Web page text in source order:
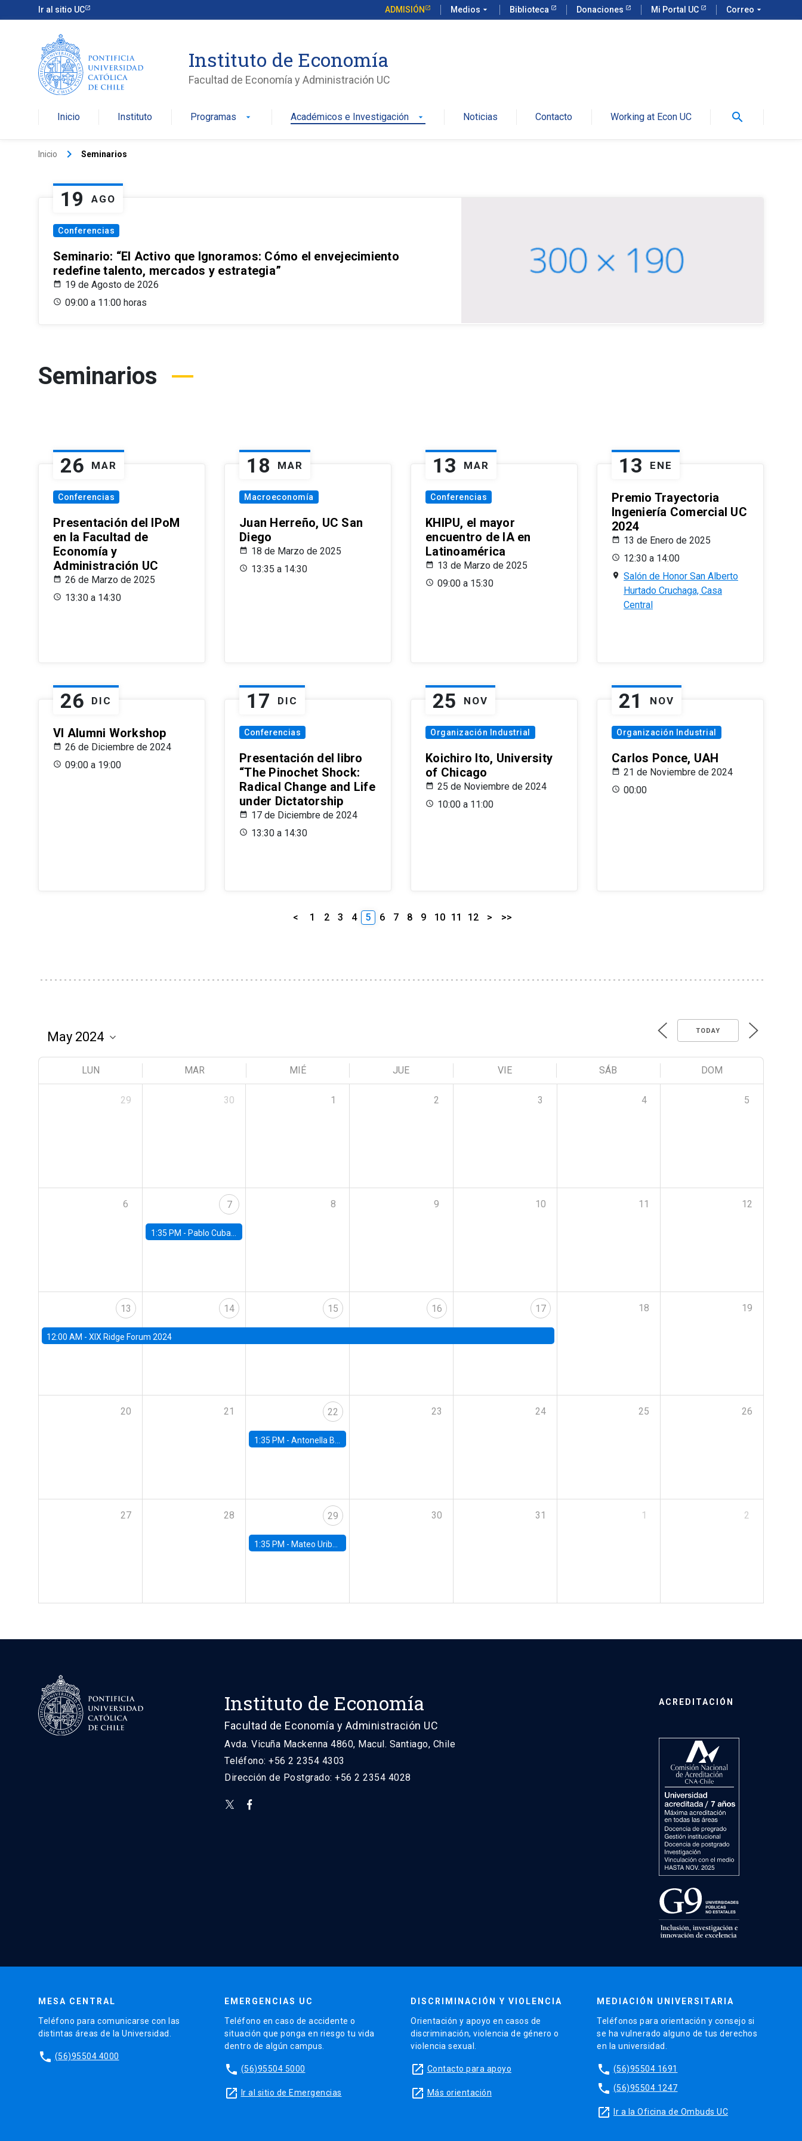
Ir al sitio UC ADMISIÓN Medios arrow_drop_down Biblioteca Donaciones Mi Portal UC Correo arrow_drop_down
Instituto de Economía
Facultad de Economía y Administración UC
Inicio Instituto Programas arrow_drop_down Académicos e Investigación arrow_drop_down Noticias Contacto Working at Econ UC search
Inicio keyboard_arrow_right Seminarios
19 AGO
Conferencias
Seminario: “El Activo que Ignoramos: Cómo el envejecimiento
redefine talento, mercados y estrategia”
19 de Agosto de 2026
09:00 a 11:00 horas
Seminarios
26 MAR
Conferencias
Presentación del IPoM
en la Facultad de
Economía y
Administración UC
26 de Marzo de 2025
13:30 a 14:30
18 MAR
Macroeconomía
Juan Herreño, UC San
Diego
18 de Marzo de 2025
13:35 a 14:30
13 MAR
Conferencias
KHIPU, el mayor
encuentro de IA en
Latinoamérica
13 de Marzo de 2025
09:00 a 15:30
13 ENE
Premio Trayectoria
Ingeniería Comercial UC
2024
13 de Enero de 2025
12:30 a 14:00
Salón de Honor San Alberto
Hurtado Cruchaga, Casa
Central
26 DIC
VI Alumni Workshop
26 de Diciembre de 2024
09:00 a 19:00
17 DIC
Conferencias
Presentación del libro
“The Pinochet Shock:
Radical Change and Life
under Dictatorship
17 de Diciembre de 2024
13:30 a 14:30
25 NOV
Organización Industrial
Koichiro Ito, University
of Chicago
25 de Noviembre de 2024
10:00 a 11:00
21 NOV
Organización Industrial
Carlos Ponce, UAH
21 de Noviembre de 2024
00:00
< 1 2 3 4 5 6 7 8 9 10 11 12 > >>
TODAY
LUN MAR MIÉ JUE VIE SÁB DOM
29 30 1 2 3 4 5
6 7
1:35 PM - Pablo Cuba, FED Board
8 9 10 11 12
13
12:00 AM - XIX Ridge Forum 2024
14 15 16 17 18 19
20 21 22
1:35 PM -Antonella Bancalari, Institute for Fiscal Studies (IFS) and Research Associate at University College London (UCL)
23 24 25 26
27 28 29
1:35 PM - Mateo Uribe-Castro, Universidad de los Andes (Colombia)
30 31 1 2
Instituto de Economía
Facultad de Economía y Administración UC
Avda. Vicuña Mackenna 4860, Macul. Santiago, Chile
Teléfono: +56 2 2354 4303
Dirección de Postgrado: +56 2 2354 4028
ACREDITACIÓN
MESA CENTRAL
Teléfono para comunicarse con las
distintas áreas de la Universidad.
phone (56)95504 4000
EMERGENCIAS UC
Teléfono en caso de accidente o
situación que ponga en riesgo tu vida
dentro de algún campus.
phone (56)95504 5000
launch Ir al sitio de Emergencias
DISCRIMINACIÓN Y VIOLENCIA
Orientación y apoyo en casos de
discriminación, violencia de género o
violencia sexual.
launch Contacto para apoyo
launch Más orientación
MEDIACIÓN UNIVERSITARIA
Teléfonos para orientación y consejo si
se ha vulnerado alguno de tus derechos
en la universidad.
phone (56)95504 1691
phone (56)95504 1247
launch Ir a la Oficina de Ombuds UC